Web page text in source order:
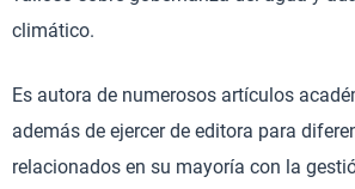
climático.
Es autora de numerosos artículos
además de ejercer de editora para
relacionados en su mayoría con la